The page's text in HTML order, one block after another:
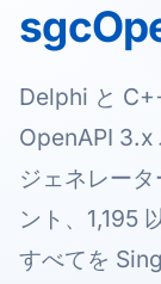
Delphi と
OpenAPI 3.x
ジェネレー
ント、1,195
すべてを